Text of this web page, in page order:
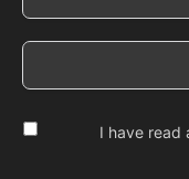
I have read